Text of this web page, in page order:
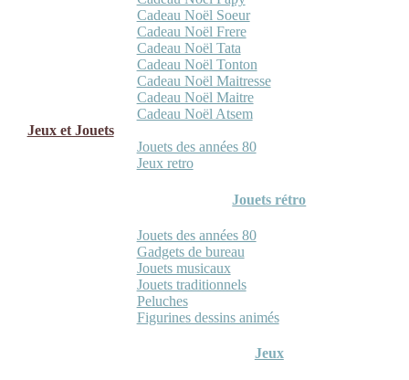
Cadeau Noël Soeur
Cadeau Noël Frere
Cadeau Noël Tata
Cadeau Noël Tonton
Cadeau Noël Maitresse
Cadeau Noël Maitre
Cadeau Noël Atsem
Jeux et Jouets
Jouets des années 80
Jeux retro
Jouets rétro
Jouets des années 80
Gadgets de bureau
Jouets musicaux
Jouets traditionnels
Peluches
Figurines dessins animés
Jeux